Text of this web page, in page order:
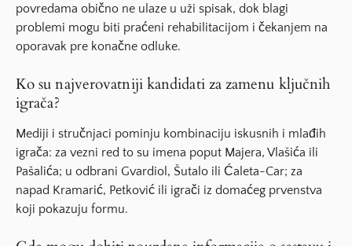
povredama obično ne ulaze u uži spisak, dok blagi
problemi mogu biti praćeni rehabilitacijom i čekanjem na
oporavak pre konačne odluke.
Ko su najverovatniji kandidati za zamenu ključnih
igrača?
Mediji i stručnjaci pominju kombinaciju iskusnih i mlađih
igrača: za vezni red to su imena poput Majera, Vlašića ili
Pašalića; u odbrani Gvardiol, Šutalo ili Ćaleta-Car; za
napad Kramarić, Petković ili igrači iz domaćeg prvenstva
koji pokazuju formu.